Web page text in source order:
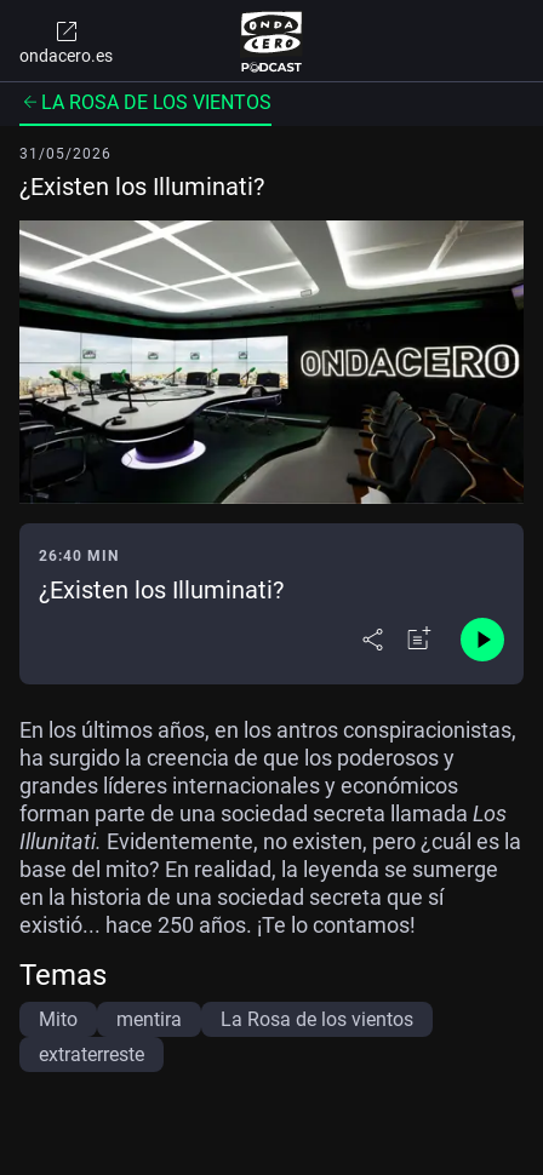
ondacero.es
LA ROSA DE LOS VIENTOS
31/05/2026
¿Existen los Illuminati?
26:40 MIN
¿Existen los Illuminati?
En los últimos años, en los antros conspiracionistas,
ha surgido la creencia de que los poderosos y
grandes líderes internacionales y económicos
forman parte de una sociedad secreta llamada Los
Illunitati. Evidentemente, no existen, pero ¿cuál es la
base del mito? En realidad, la leyenda se sumerge
en la historia de una sociedad secreta que sí
existió... hace 250 años. ¡Te lo contamos!
Temas
Mito mentira
La Rosa de los vientos
extraterreste